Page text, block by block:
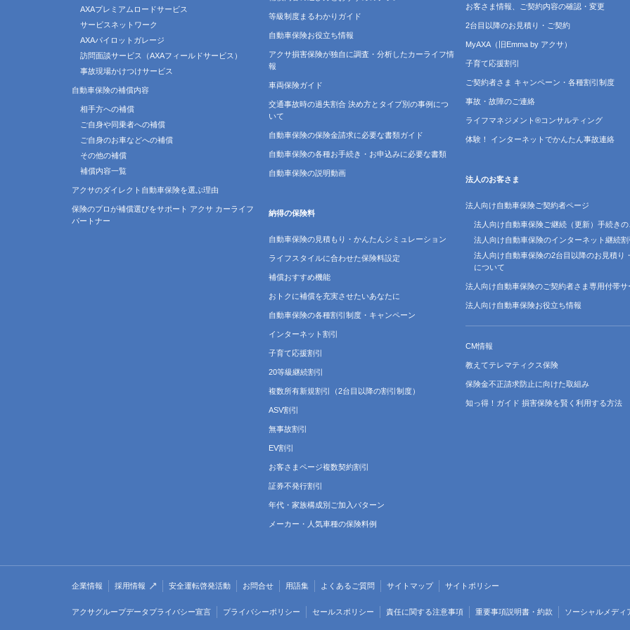
AXAプレミアムロードサービス
サービスネットワーク
AXAパイロットガレージ
訪問面談サービス（AXAフィールドサービス）
事故現場かけつけサービス
自動車保険の補償内容
相手方への補償
ご自身や同乗者への補償
ご自身のお車などへの補償
その他の補償
補償内容一覧
アクサのダイレクト自動車保険を選ぶ理由
保険のプロが補償選びをサポート アクサ カーライフ
パートナー
等級制度まるわかりガイド
自動車保険お役立ち情報
アクサ損害保険が独自に調査・分析したカーライフ情
報
車両保険ガイド
交通事故時の過失割合 決め方とタイプ別の事例につ
いて
自動車保険の保険金請求に必要な書類ガイド
自動車保険の各種お手続き・お申込みに必要な書類
自動車保険の説明動画
納得の保険料
自動車保険の見積もり・かんたんシミュレーション
ライフスタイルに合わせた保険料設定
補償おすすめ機能
おトクに補償を充実させたいあなたに
自動車保険の各種割引制度・キャンペーン
インターネット割引
子育て応援割引
20等級継続割引
複数所有新規割引（2台目以降の割引制度）
ASV割引
無事故割引
EV割引
お客さまページ複数契約割引
証券不発行割引
年代・家族構成別ご加入パターン
メーカー・人気車種の保険料例
お客さま情報、ご契約内容の確認・変更
2台目以降のお見積り・ご契約
MyAXA（旧Emma by アクサ）
子育て応援割引
ご契約者さま キャンペーン・各種割引制度
事故・故障のご連絡
ライフマネジメント®コンサルティング
体験！ インターネットでかんたん事故連絡
法人のお客さま
法人向け自動車保険ご契約者ページ
法人向け自動車保険ご継続（更新）手続きの
法人向け自動車保険のインターネット継続割
法人向け自動車保険の2台目以降のお見積り
について
法人向け自動車保険のご契約者さま専用付帯サ
法人向け自動車保険お役立ち情報
CM情報
教えてテレマティクス保険
保険金不正請求防止に向けた取組み
知っ得！ガイド 損害保険を賢く利用する方法
企業情報 採用情報 安全運転啓発活動 お問合せ 用語集 よくあるご質問 サイトマップ サイトポリシー
アクサグループデータプライバシー宣言 プライバシーポリシー セールスポリシー 責任に関する注意事項 重要事項説明書・約款 ソーシャルメディ